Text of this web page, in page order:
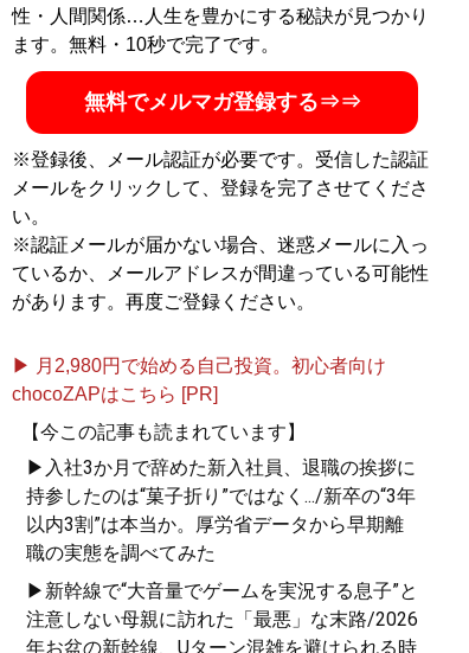
性・人間関係…人生を豊かにする秘訣が見つかり
ます。無料・10秒で完了です。
無料でメルマガ登録する⇒⇒
※登録後、メール認証が必要です。受信した認証
メールをクリックして、登録を完了させてくださ
い。
※認証メールが届かない場合、迷惑メールに入っ
ているか、メールアドレスが間違っている可能性
があります。再度ご登録ください。
▶ 月2,980円で始める自己投資。初心者向け
chocoZAPはこちら [PR]
【今この記事も読まれています】
▶入社3か月で辞めた新入社員、退職の挨拶に
持参したのは“菓子折り”ではなく.../新卒の“3年
以内3割”は本当か。厚労省データから早期離
職の実態を調べてみた
▶新幹線で“大音量でゲームを実況する息子”と
注意しない母親に訪れた「最悪」な末路/2026
年お盆の新幹線、Uターン混雑を避けられる時